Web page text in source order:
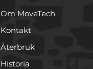
Om MoveTech
Kontakt
Återbruk
Historia